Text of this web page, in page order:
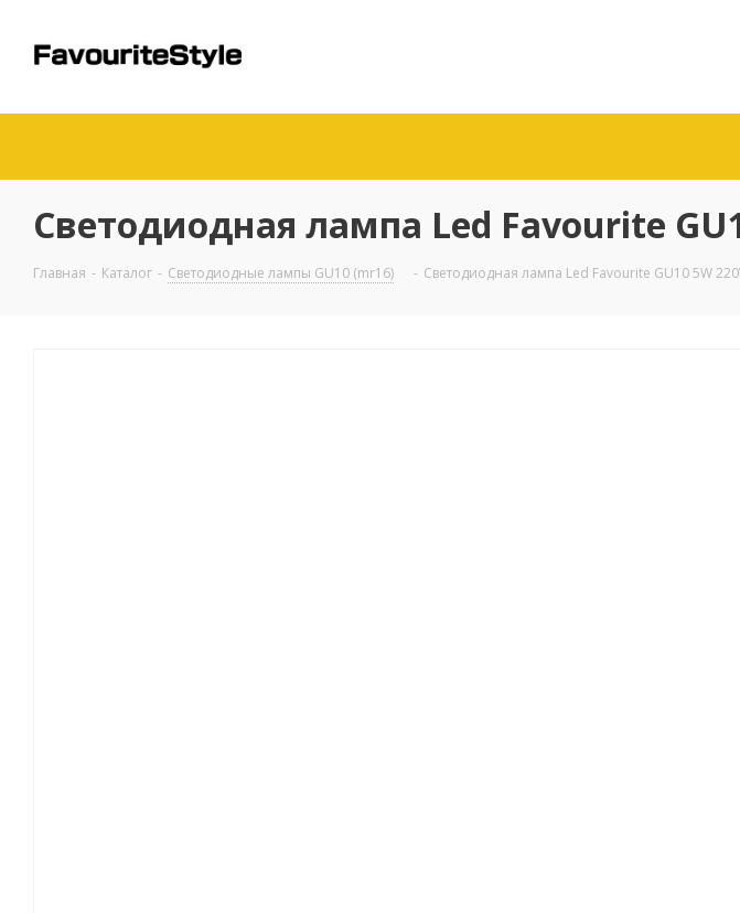
Светодиодная лампа Led Favourite
Главная - Каталог - Светодиодные лампы GU10 (mr16) - Светодиодная лампа Led Favourite GU10 5W